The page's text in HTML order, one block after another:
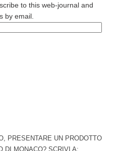
to this web-journal and
by email.
PRESENTARE UN PRODOTTO
DI MONACO? SCRIVI A: